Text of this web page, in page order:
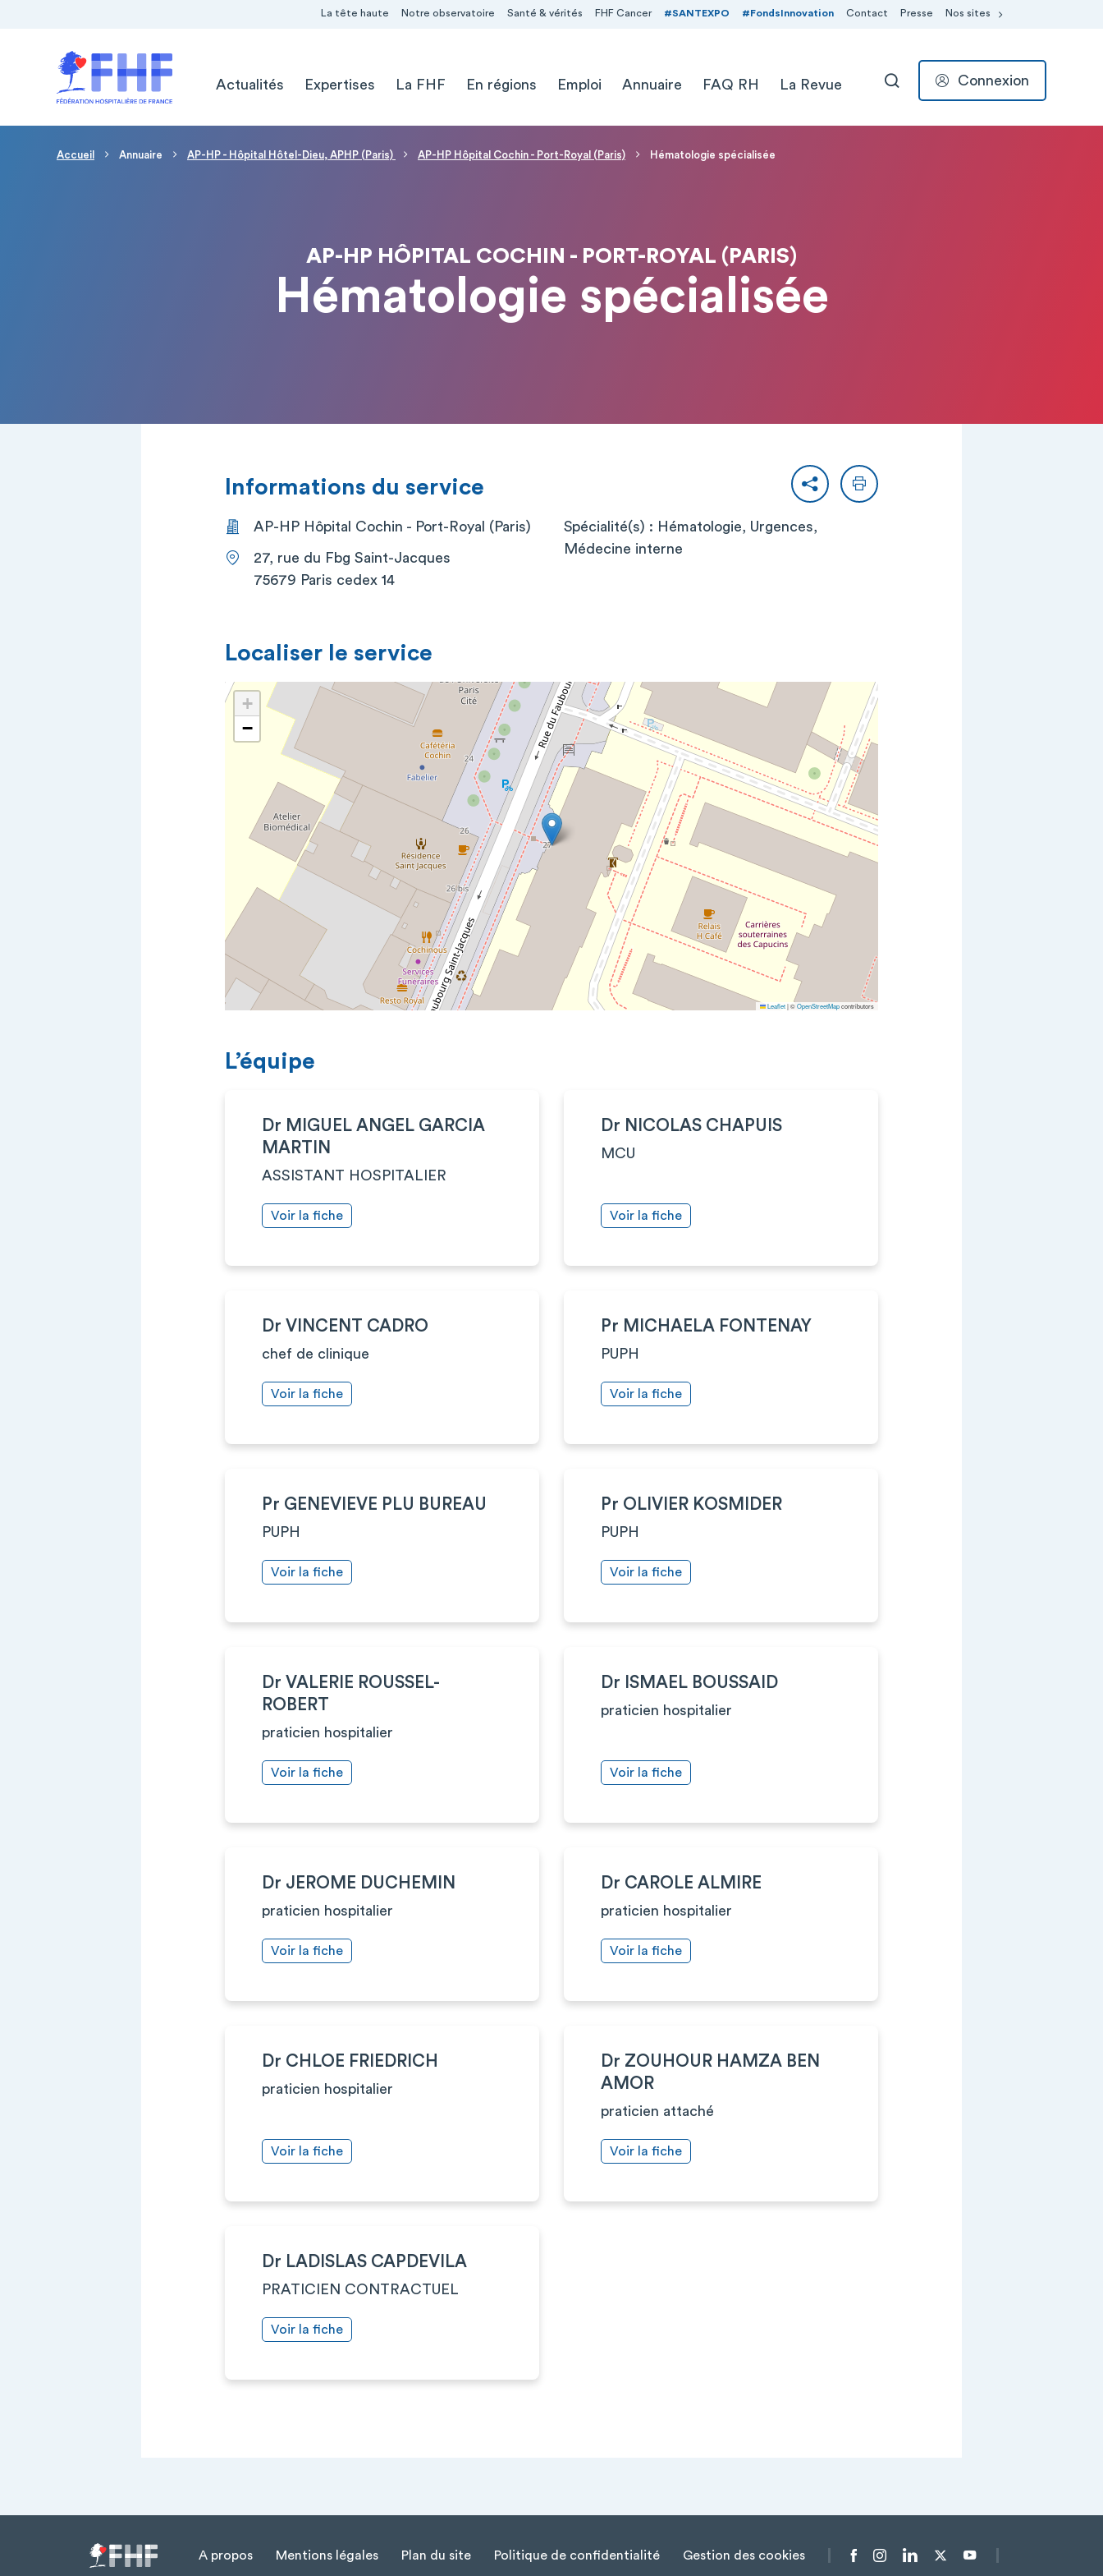
La tête haute Notre observatoire Santé & vérités FHF Cancer #SANTEXPO #FondsInnovation Contact Presse Nos sites
Actualités
Expertises La FHF En régions Emploi Annuaire FAQ RH La Revue RECHERCHER
Connexion
Fil d'Ariane
Accueil Annuaire AP-HP - Hôpital Hôtel-Dieu, APHP (Paris) AP-HP Hôpital Cochin - Port-Royal (Paris) Hématologie spécialisée
AP-HP HÔPITAL COCHIN - PORT-ROYAL (PARIS)
Hématologie spécialisée
PartagerImprimer
Informations du service
AP-HP Hôpital Cochin - Port-Royal (Paris)
27, rue du Fbg Saint-Jacques
75679 Paris cedex 14
Spécialité(s) : Hématologie, Urgences,
Médecine interne
Localiser le service
+
−
Leaflet|©OpenStreetMapcontributors
L’équipe
Dr MIGUEL ANGEL GARCIA
MARTIN
ASSISTANT HOSPITALIER
Voir la fiche
Dr NICOLAS CHAPUIS
MCU
Voir la fiche
Dr VINCENT CADRO
chef de clinique
Voir la fiche
Pr MICHAELA FONTENAY
PUPH
Voir la fiche
Pr GENEVIEVE PLU BUREAU
PUPH
Voir la fiche
Pr OLIVIER KOSMIDER
PUPH
Voir la fiche
Dr VALERIE ROUSSEL-
ROBERT
praticien hospitalier
Voir la fiche
Dr ISMAEL BOUSSAID
praticien hospitalier
Voir la fiche
Dr JEROME DUCHEMIN
praticien hospitalier
Voir la fiche
Dr CAROLE ALMIRE
praticien hospitalier
Voir la fiche
Dr CHLOE FRIEDRICH
praticien hospitalier
Voir la fiche
Dr ZOUHOUR HAMZA BEN
AMOR
praticien attaché
Voir la fiche
Dr LADISLAS CAPDEVILA
PRATICIEN CONTRACTUEL
Voir la fiche
Menu Pied de page
A propos Mentions légales Plan du site Politique de confidentialité Gestion des cookies
Menu liens sociaux